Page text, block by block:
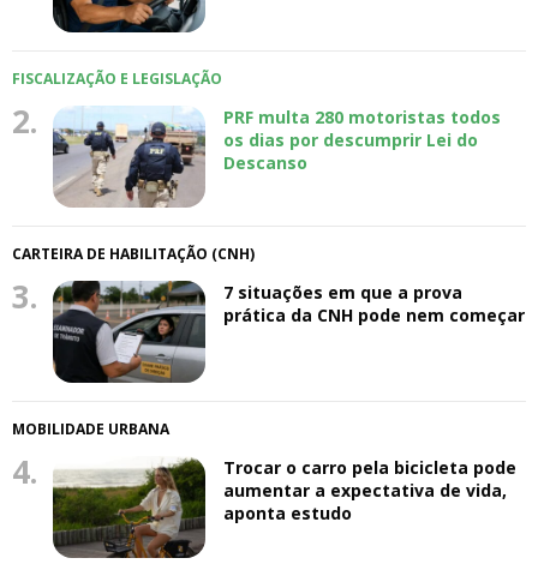
FISCALIZAÇÃO E LEGISLAÇÃO
2.
PRF multa 280 motoristas todos
os dias por descumprir Lei do
Descanso
CARTEIRA DE HABILITAÇÃO (CNH)
3.
7 situações em que a prova
prática da CNH pode nem começar
MOBILIDADE URBANA
4.
Trocar o carro pela bicicleta pode
aumentar a expectativa de vida,
aponta estudo